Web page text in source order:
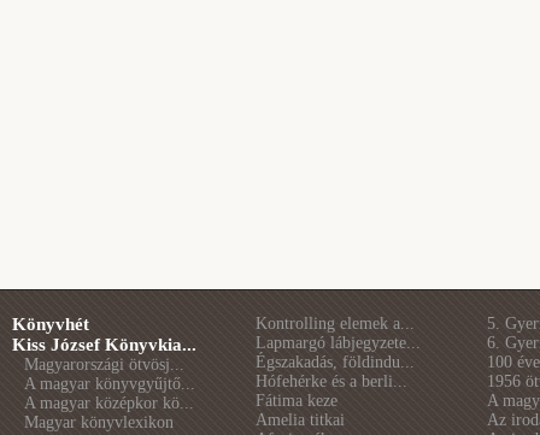
Könyvhét
Kiss József Könyvkia...
Magyarországi ötvösj...
A magyar könyvgyűjtő...
A magyar középkor kö...
Magyar könyvlexikon
Kontrolling elemek a...
Lapmargó lábjegyzete...
Égszakadás, földindu...
Hófehérke és a berli...
Fátima keze
Amelia titkai
5.
6.
100
1956
A
Az